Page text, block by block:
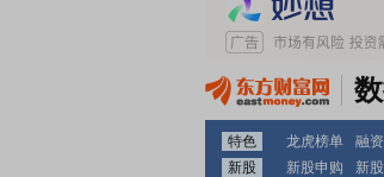
特色 龙虎榜单 融
新股
新股申购 新